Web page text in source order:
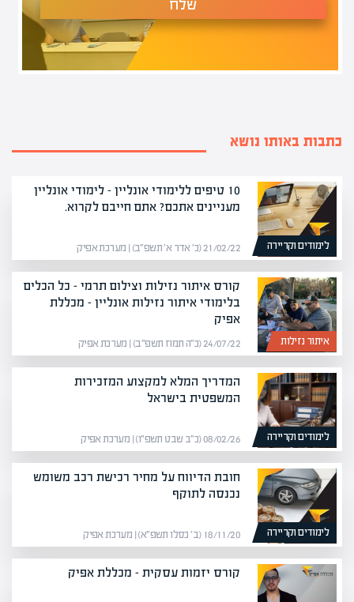
שלח
כתבות באותו נושא
לימודים וקריירה
10 טיפים ללימודי אונליין – לימודי אונליין
מעניינים אתכם? אתם חייבם לקרוא.
21/02/22 (כ׳ אדר א׳ תשפ״ב) | מערכת אפיק
איתור נזילות
קורס איתור נזילות וצילום תרמי – כל הכלים
בלימודי איתור נזילות אונליין – מכללת
אפיק
24/07/22 (כ״ה תמוז תשפ״ב) | מערכת אפיק
לימודים וקריירה
המדריך המלא למקצוע המזכירות
המשפטית בישראל
08/02/26 (כ״ב שבט תשפ״ו) | מערכת אפיק
לימודים וקריירה
חובת הדיווח על מחיר רכישת רכב משומש
נכנסה לתוקף
18/11/20 (ב׳ כסלו תשפ״א) | מערכת אפיק
קורס יזמות עסקית – מכללת אפיק